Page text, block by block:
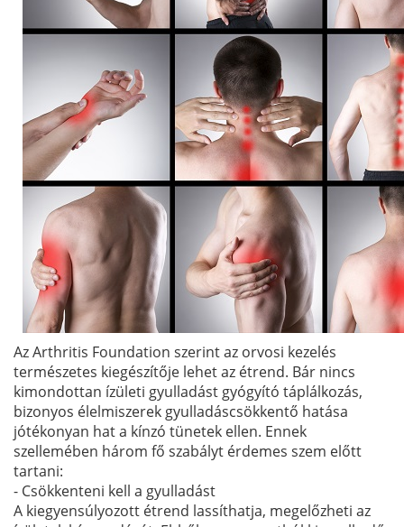
Az Arthritis Foundation szerint az orvosi kezelés
természetes kiegészítője lehet az étrend. Bár nincs
kimondottan ízületi gyulladást gyógyító táplálkozás,
bizonyos élelmiszerek gyulladáscsökkentő hatása
jótékonyan hat a kínzó tünetek ellen. Ennek
szellemében három fő szabályt érdemes szem előtt
tartani:
- Csökkenteni kell a gyulladást
A kiegyensúlyozott étrend lassíthatja, megelőzheti az